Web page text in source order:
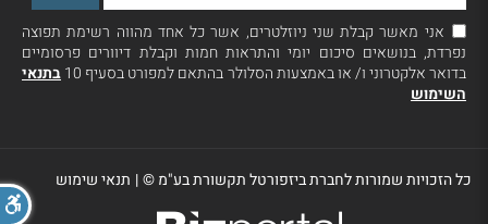
אני מאשר קבלת שני ניוזלטרים, אשר כל אחד מהווה רשימת תפוצה
נפרדת, בנושאים סיכום יומי והתראות חמות וקבלת דיוורים פרסומיים
בדואר אלקטרוני ו/ או באמצעות הסלולר בהתאם למפורט בסעיף 10
בתנאי
השימוש
כל הזכויות שמורות לחברת ביזפורטל תקשורת בע"מ ©| תנאי שימוש